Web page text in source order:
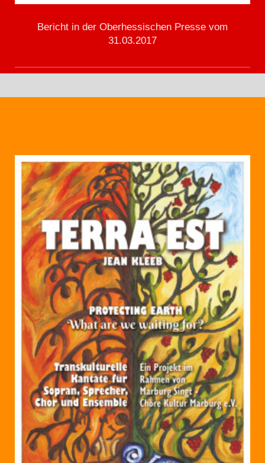
Bericht in der Oberhessischen Presse vom
31.03.2017